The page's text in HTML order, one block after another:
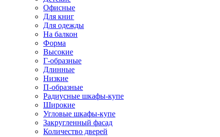
Офисные
Для книг
Для одежды
На балкон
Форма
Высокие
Г-образные
Длинные
Низкие
П-образные
Радиусные шкафы-купе
Широкие
Угловые шкафы-купе
Закругленный фасад
Количество дверей